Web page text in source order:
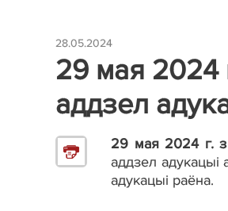
28.05.2024
29 мая 2024
аддзел
29 мая 2024 г. з
аддзел адукацыі
адукацыі раёна.